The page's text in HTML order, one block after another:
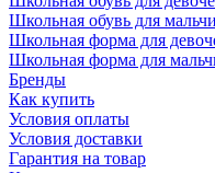
Школьная обувь для
Школьная форма для
Школьная форма для
Бренды
Как купить
Условия оплаты
Условия доставки
Гарантия на товар